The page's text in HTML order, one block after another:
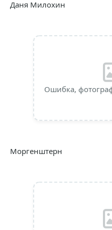
Даня Милохин
Ошибка,
Моргенштерн